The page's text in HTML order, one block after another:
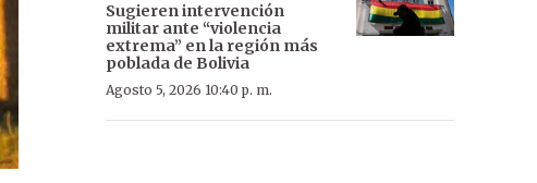
Sugieren intervención
militar ante “violencia
extrema” en la región más
poblada de Bolivia
Agosto 5, 2026 10:40 p. m.